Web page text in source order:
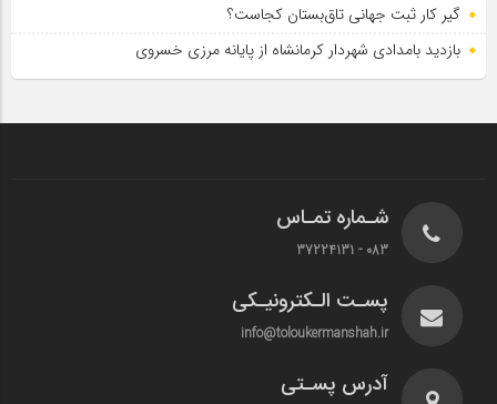
گیر کار ثبت جهانی تاق‌بستان کجاست؟
بازدید بامدادی شهردار کرمانشاه از پایانه مرزی خسروی
شـماره تمـاس
083 - 37224131
پسـت الـکترونیـکی
info@toloukermanshah.ir
آدرس پسـتی